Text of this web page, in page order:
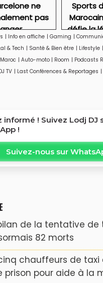
ne
pas
Sports
défie la
| Info en affiche | Gaming |
& Tech | Santé & Bien être | Lifestyle |
| Auto-moto | Room | Podcasts
TV | Last Conférences & Reportages |
informé ! Suivez Lodj DJ
!
Suivez-nous sur
de la tentative de
82 morts
chauffeurs de
prison pour aide à la